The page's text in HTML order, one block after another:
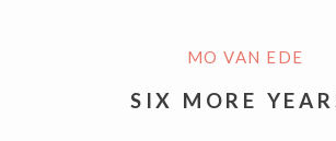
MO VAN EDE
SIX MORE